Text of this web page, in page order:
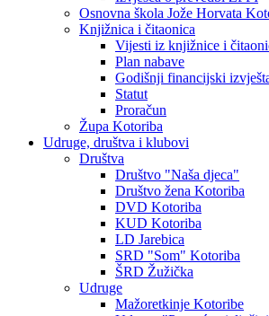
Osnovna škola Jože Horvata
Knjižnica i čitaonica
Vijesti iz knjižnice i
Plan nabave
Godišnji financijski
Statut
Proračun
Župa Kotoriba
Udruge, društva i klubovi
Društva
Društvo "Naša djeca"
Društvo žena Kotoriba
DVD Kotoriba
KUD Kotoriba
LD Jarebica
SRD "Som" Kotoriba
ŠRD Žužička
Udruge
Mažoretkinje Kotoribe